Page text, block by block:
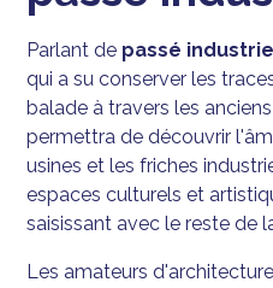
Parlant de passé
qui a su conserver les
balade à travers les
permettra de découvrir
usines et les friches
espaces culturels et
saisissant avec le reste de
Les amateurs